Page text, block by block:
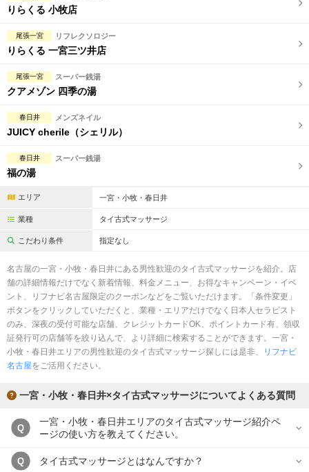
りらくる 小牧店
尾張一宮 リフレクソロジー
りらくる 一宮三ツ井店
尾張一宮 スーパー銭湯
クアメゾン 四季の湯
春日井 メンズネイル
JUICY cherile（シェリル）
春日井 スーパー銭湯
福の湯
エリア 一宮・小牧・春日井
業種 タイ古式マッサージ
こだわり条件 指定なし
名古屋の一宮・小牧・春日井にある男性歓迎のタイ古式マッサージを紹介。店
舗の詳細情報だけでなく新着情報、料金メニュー、お得なキャンペーン・イベ
ント、リフナビ名古屋限定のクーポンなどをご覧いただけます。「条件変更」
ボタンをクリックしていただくと、業種・エリアだけでなく日本人セラピスト
のみ、深夜の受付可能な店舗、クレジットカードOK、ポイントカード有、領収
証発行可の店舗等を絞り込んで、より詳細に検索することができます。一宮・
小牧・春日井エリアの男性歓迎のタイ古式マッサージ探しには是非、
リフナビ
名古屋をご活用ください。
一宮・小牧・春日井×タイ古式マッサージについてよくある質問
Q
一宮・小牧・春日井エリアのタイ古式マッサージ紹介ペ
ージの使い方を教えてください。
Q タイ古式マッサージとはなんですか？